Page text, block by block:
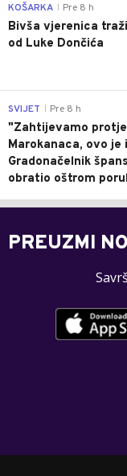
KOŠARKA Pre 8 h
Bivša vjerenica
od Luke Dončića
SVIJET Pre 8 h
"Zahtijevamo
Marokanaca, ovo je
Gradonačelnik
obratio oštrom
PREUZMI